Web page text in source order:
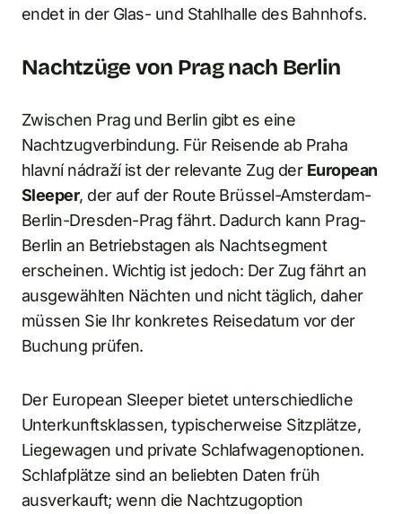
endet in der Glas- und Stahlhalle des Bahnhofs.
Nachtzüge von Prag nach Berlin
Zwischen Prag und Berlin gibt es eine
Nachtzugverbindung. Für Reisende ab Praha
hlavní nádraží ist der relevante Zug der European
Sleeper, der auf der Route Brüssel-Amsterdam-
Berlin-Dresden-Prag fährt. Dadurch kann Prag-
Berlin an Betriebstagen als Nachtsegment
erscheinen. Wichtig ist jedoch: Der Zug fährt an
ausgewählten Nächten und nicht täglich, daher
müssen Sie Ihr konkretes Reisedatum vor der
Buchung prüfen.
Der European Sleeper bietet unterschiedliche
Unterkunftsklassen, typischerweise Sitzplätze,
Liegewagen und private Schlafwagenoptionen.
Schlafplätze sind an beliebten Daten früh
ausverkauft; wenn die Nachtzugoption